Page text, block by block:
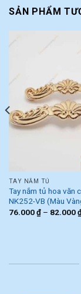
SẢN PHẨM
TAY NẮM TỦ
Tay nắm tủ hoa văn
NK252-VB (Màu
76.000₫– 82.000